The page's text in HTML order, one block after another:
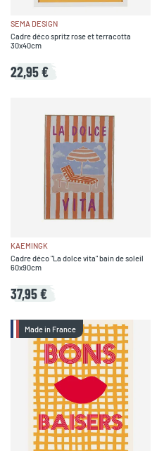
SEMA DESIGN
Cadre déco spritz rose et terracotta
30x40cm
22,95 €
KAEMINGK
Cadre déco "La dolce vita" bain de soleil
60x90cm
37,95 €
Made in France